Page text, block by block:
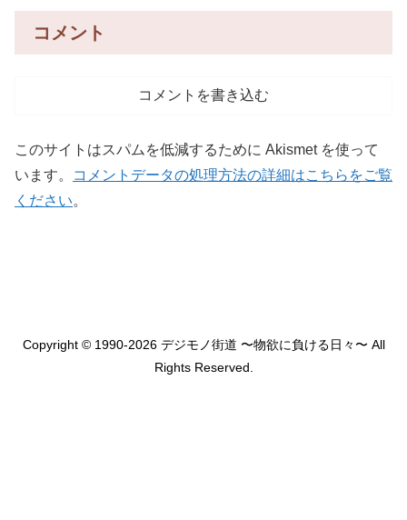
コメント
コメントを書き込む
このサイトはスパムを低減するために Akismet を使って
います。
コメントデータの処理方法の詳細はこちらをご覧
ください。
Copyright © 1990-2026 デジモノ街道 〜物欲に負ける日々〜 All
Rights Reserved.